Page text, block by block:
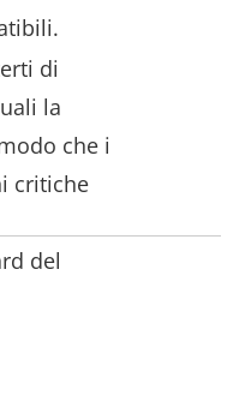
di
la
che i
critiche
del